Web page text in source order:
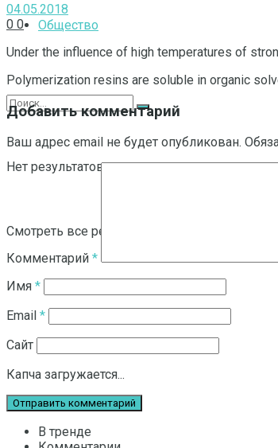
Общество
Нет результатов
Смотреть все результаты
04.05.2018
0 0
Under the influence of high temperatures of
Polymerization resins are soluble in organic
Добавить комментарий
Ваш адрес email не будет опубликован.
Комментарий *
Имя *
Email *
Сайт
Капча загружается...
В тренде